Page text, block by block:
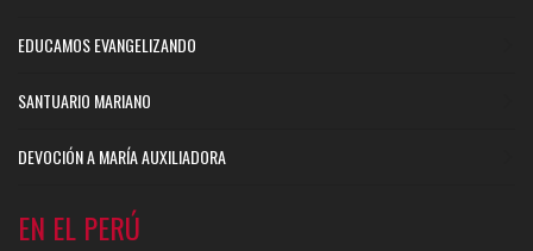
EDUCAMOS EVANGELIZANDO
SANTUARIO MARIANO
DEVOCIÓN A MARÍA AUXILIADORA
EN EL PERÚ